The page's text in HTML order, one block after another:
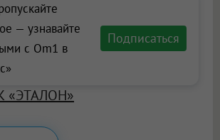
— узнавайте
с Om1 в
Подписаться
«ЭТАЛОН»